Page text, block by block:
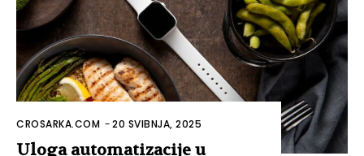
CROSARKA.COM -20 SVIBNJA, 2025
Uloga automatizacije u